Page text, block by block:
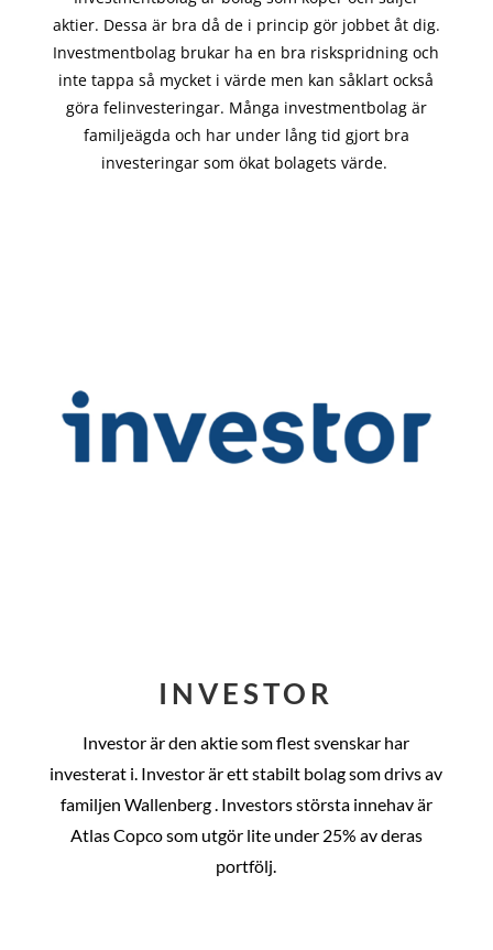
aktier. Dessa är bra då de i princip görjobbet åt dig.
Investmentbolag brukar ha en bra riskspridning och
inte tappa så mycket i värde men kan såklart också
göra felinvesteringar. Många investmentbolag är
familjeägda och har under lång tid gjort bra
investeringar som ökat bolagets värde.
INVESTOR
Investor är den aktie som flest svenskar har
investerat i. Investor är ett stabilt bolag som drivs av
familjen Wallenberg . Investors största innehav är
Atlas Copco som utgör lite under 25% av deras
portfölj.